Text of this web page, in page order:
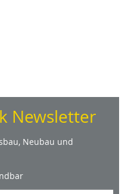
Newsletter
Neubau und